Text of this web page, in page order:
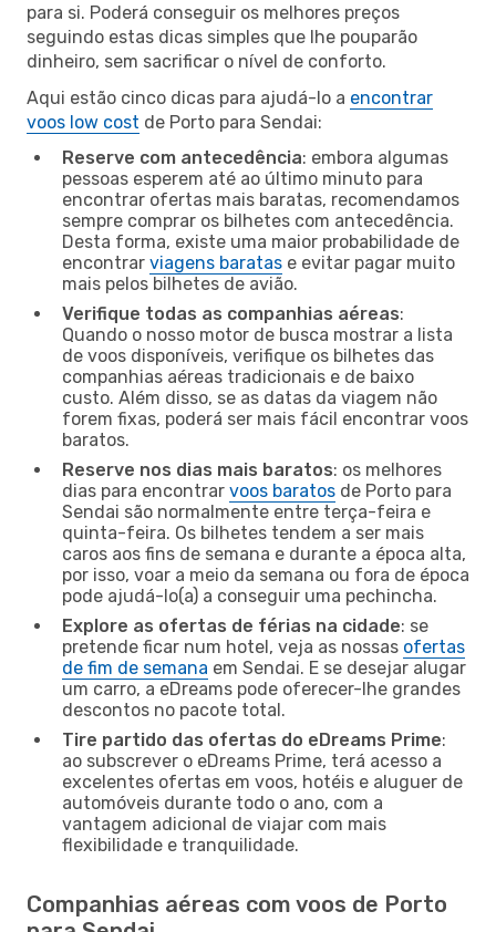
para si. Poderá conseguir os melhores preços
seguindo estas dicas simples que lhe pouparão
dinheiro, sem sacrificar o nível de conforto.
Aqui estão cinco dicas para ajudá-lo a encontrar
voos low cost de Porto para Sendai:
Reserve com antecedência: embora algumas
pessoas esperem até ao último minuto para
encontrar ofertas mais baratas, recomendamos
sempre comprar os bilhetes com antecedência.
Desta forma, existe uma maior probabilidade de
encontrar viagens baratas e evitar pagar muito
mais pelos bilhetes de avião.
Verifique todas as companhias aéreas:
Quando o nosso motor de busca mostrar a lista
de voos disponíveis, verifique os bilhetes das
companhias aéreas tradicionais e de baixo
custo. Além disso, se as datas da viagem não
forem fixas, poderá ser mais fácil encontrar voos
baratos.
Reserve nos dias mais baratos: os melhores
dias para encontrar voos baratos de Porto para
Sendai são normalmente entre terça-feira e
quinta-feira. Os bilhetes tendem a ser mais
caros aos fins de semana e durante a época alta,
por isso, voar a meio da semana ou fora de época
pode ajudá-lo(a) a conseguir uma pechincha.
Explore as ofertas de férias na cidade: se
pretende ficar num hotel, veja as nossas ofertas
de fim de semana em Sendai. E se desejar alugar
um carro, a eDreams pode oferecer-lhe grandes
descontos no pacote total.
Tire partido das ofertas do eDreams Prime:
ao subscrever o eDreams Prime, terá acesso a
excelentes ofertas em voos, hotéis e aluguer de
automóveis durante todo o ano, com a
vantagem adicional de viajar com mais
flexibilidade e tranquilidade.
Companhias aéreas com voos de Porto